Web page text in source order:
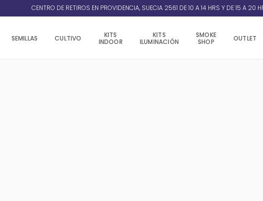
CENTRO DE RETIROS EN PROVIDENCIA, SUECIA 2561 DE 10 A 14 HRS Y DE 15 A 20
SEMILLAS CULTIVO
KITS
INDOOR
KITS
ILUMINACIÓN
SMOKE
SHOP
OUTLET